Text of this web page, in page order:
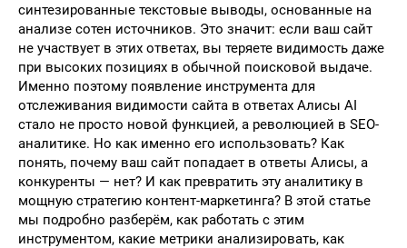
синтезированные текстовые выводы, основанные на
анализе сотен источников. Это значит: если ваш сайт
не участвует в этих ответах, вы теряете видимость даже
при высоких позициях в обычной поисковой выдаче.
Именно поэтому появление инструмента для
отслеживания видимости сайта в ответах Алисы AI
стало не просто новой функцией, а революцией в SEO-
аналитике. Но как именно его использовать? Как
понять, почему ваш сайт попадает в ответы Алисы, а
конкуренты — нет? И как превратить эту аналитику в
мощную стратегию контент-маркетинга? В этой статье
мы подробно разберём, как работать с этим
инструментом, какие метрики анализировать, как